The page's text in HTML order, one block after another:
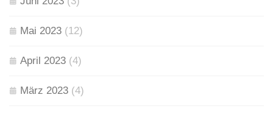
Mai 2023 (12)
April 2023 (4)
März 2023 (4)